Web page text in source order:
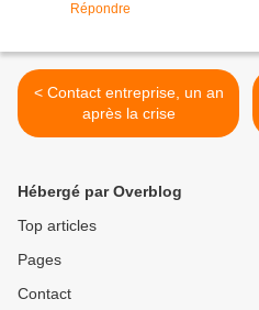
Répondre
< Contact entreprise, un an
après la crise
Hébergé par Overblog
Top articles
Pages
Contact